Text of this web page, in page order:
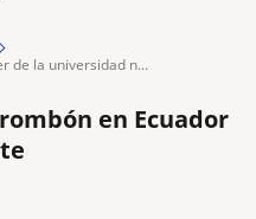
de la universidad n...
en Ecuador